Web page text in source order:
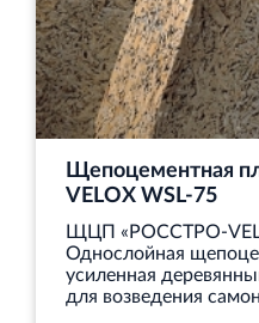
Щепоцементная
VELOX WSL‐75
ЩЦП «РОССТРО-
Однослойная
усиленная
для возведения